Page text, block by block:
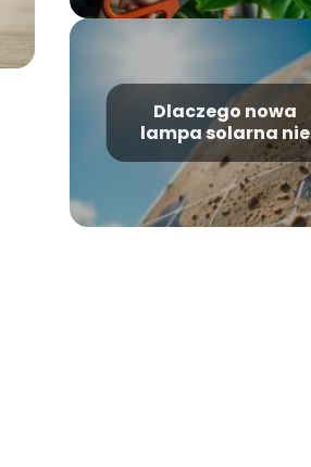
Dlaczego nowa
lampa solarna nie
świeci?